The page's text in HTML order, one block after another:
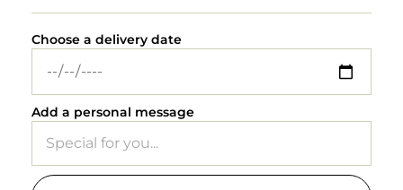
Choose a delivery date
Add a personal message